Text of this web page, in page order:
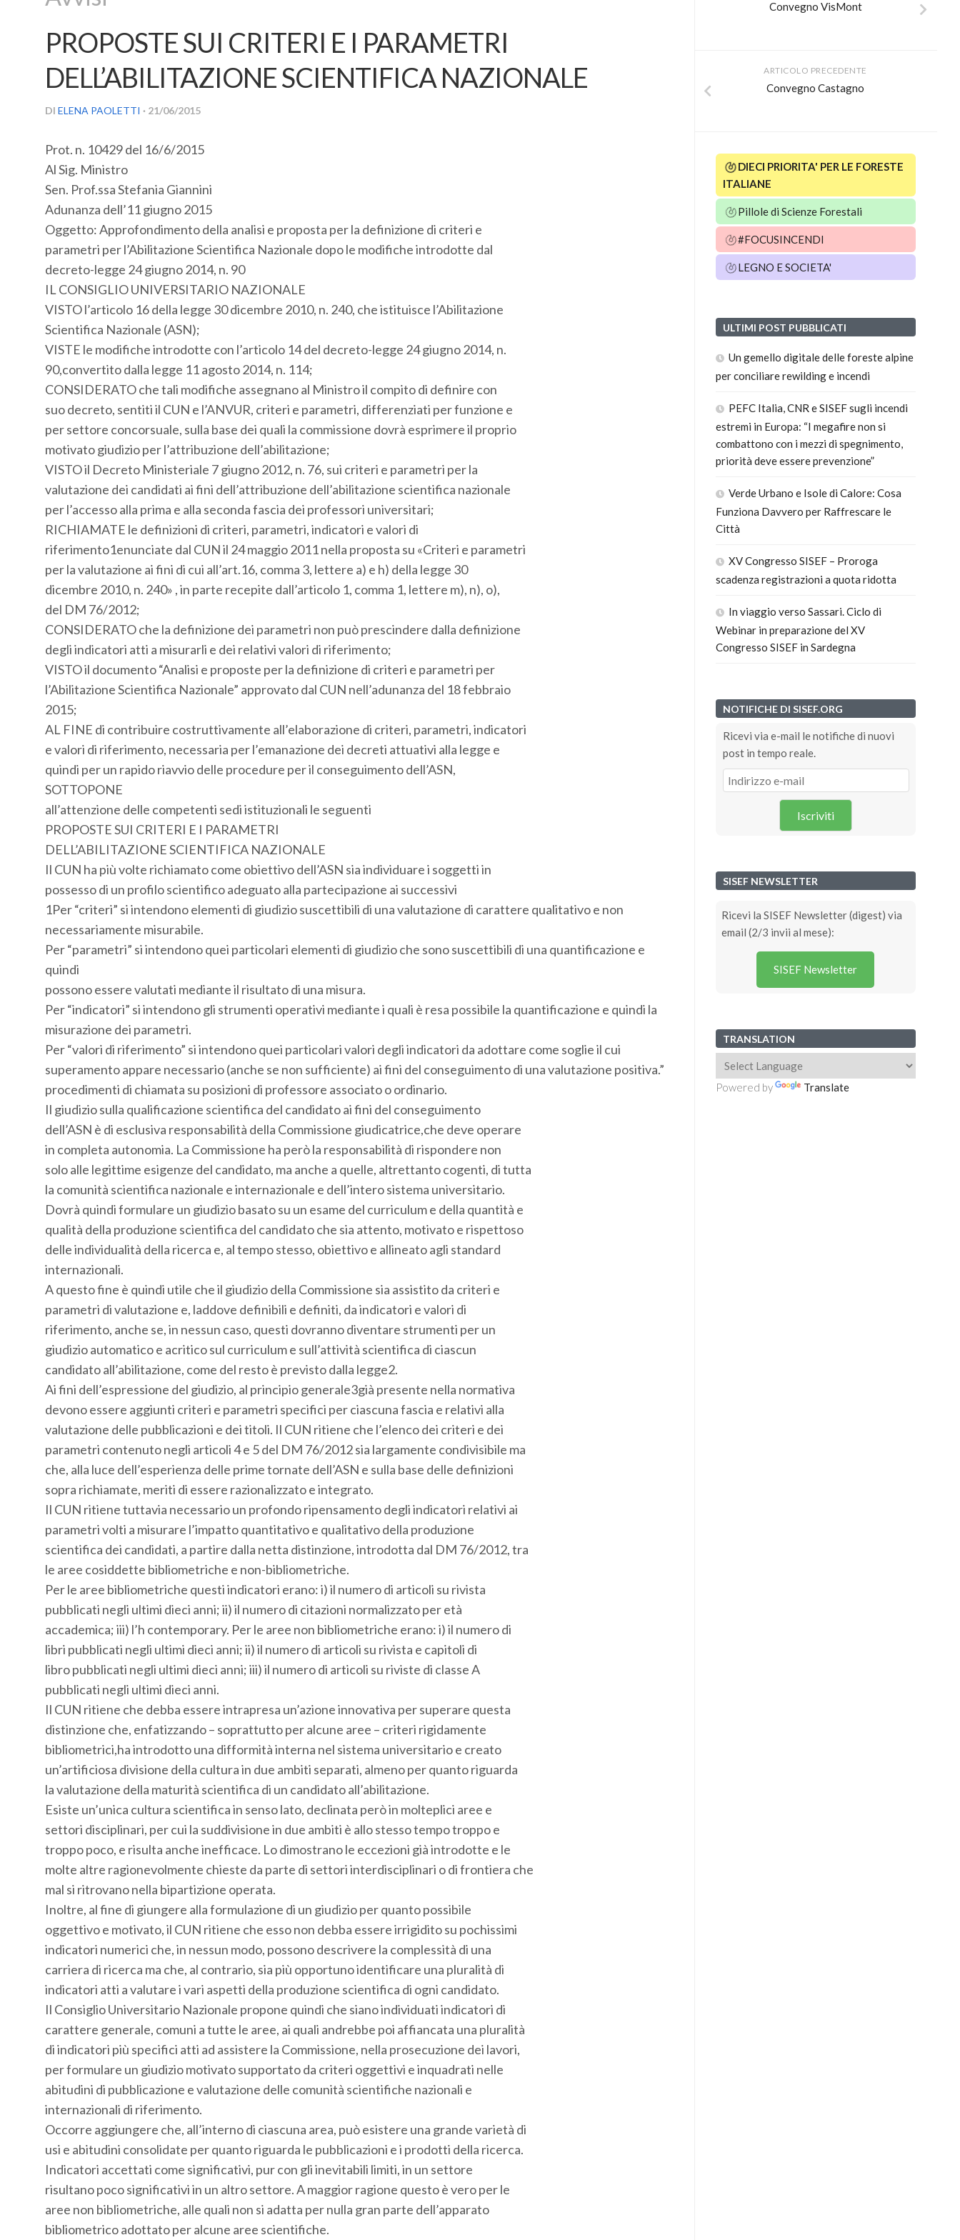
PROPOSTE SUI CRITERI E I PARAMETRI
DELL’ABILITAZIONE SCIENTIFICA NAZIONALE
DI ELENA PAOLETTI · 21/06/2015
Prot. n. 10429 del 16/6/2015
Al Sig. Ministro
Sen. Prof.ssa Stefania Giannini
Adunanza dell’11 giugno 2015
Oggetto: Approfondimento della analisi e proposta per la definizione di criteri e
parametri per l’Abilitazione Scientifica Nazionale dopo le modifiche introdotte dal
decreto-legge 24 giugno 2014, n. 90
IL CONSIGLIO UNIVERSITARIO NAZIONALE
VISTO l’articolo 16 della legge 30 dicembre 2010, n. 240, che istituisce l’Abilitazione
Scientifica Nazionale (ASN);
VISTE le modifiche introdotte con l’articolo 14 del decreto-legge 24 giugno 2014, n.
90,convertito dalla legge 11 agosto 2014, n. 114;
CONSIDERATO che tali modifiche assegnano al Ministro il compito di definire con
suo decreto, sentiti il CUN e l’ANVUR, criteri e parametri, differenziati per funzione e
per settore concorsuale, sulla base dei quali la commissione dovrà esprimere il proprio
motivato giudizio per l’attribuzione dell’abilitazione;
VISTO il Decreto Ministeriale 7 giugno 2012, n. 76, sui criteri e parametri per la
valutazione dei candidati ai fini dell’attribuzione dell’abilitazione scientifica nazionale
per l’accesso alla prima e alla seconda fascia dei professori universitari;
RICHIAMATE le definizioni di criteri, parametri, indicatori e valori di
riferimento1enunciate dal CUN il 24 maggio 2011 nella proposta su «Criteri e parametri
per la valutazione ai fini di cui all’art.16, comma 3, lettere a) e h) della legge 30
dicembre 2010, n. 240» , in parte recepite dall’articolo 1, comma 1, lettere m), n), o),
del DM 76/2012;
CONSIDERATO che la definizione dei parametri non può prescindere dalla definizione
degli indicatori atti a misurarli e dei relativi valori di riferimento;
VISTO il documento “Analisi e proposte per la definizione di criteri e parametri per
l’Abilitazione Scientifica Nazionale” approvato dal CUN nell’adunanza del 18 febbraio
2015;
AL FINE di contribuire costruttivamente all’elaborazione di criteri, parametri, indicatori
e valori di riferimento, necessaria per l’emanazione dei decreti attuativi alla legge e
quindi per un rapido riavvio delle procedure per il conseguimento dell’ASN,
SOTTOPONE
all’attenzione delle competenti sedi istituzionali le seguenti
PROPOSTE SUI CRITERI E I PARAMETRI
DELL’ABILITAZIONE SCIENTIFICA NAZIONALE
Il CUN ha più volte richiamato come obiettivo dell’ASN sia individuare i soggetti in
possesso di un profilo scientifico adeguato alla partecipazione ai successivi
1Per “criteri” si intendono elementi di giudizio suscettibili di una valutazione di carattere qualitativo e non
necessariamente misurabile.
Per “parametri” si intendono quei particolari elementi di giudizio che sono suscettibili di una quantificazione e
quindi
possono essere valutati mediante il risultato di una misura.
Per “indicatori” si intendono gli strumenti operativi mediante i quali è resa possibile la quantificazione e quindi la
misurazione dei parametri.
Per “valori di riferimento” si intendono quei particolari valori degli indicatori da adottare come soglie il cui
superamento appare necessario (anche se non sufficiente) ai fini del conseguimento di una valutazione positiva.”
procedimenti di chiamata su posizioni di professore associato o ordinario.
Il giudizio sulla qualificazione scientifica del candidato ai fini del conseguimento
dell’ASN è di esclusiva responsabilità della Commissione giudicatrice,che deve operare
in completa autonomia. La Commissione ha però la responsabilità di rispondere non
solo alle legittime esigenze del candidato, ma anche a quelle, altrettanto cogenti, di tutta
la comunità scientifica nazionale e internazionale e dell’intero sistema universitario.
Dovrà quindi formulare un giudizio basato su un esame del curriculum e della quantità e
qualità della produzione scientifica del candidato che sia attento, motivato e rispettoso
delle individualità della ricerca e, al tempo stesso, obiettivo e allineato agli standard
internazionali.
A questo fine è quindi utile che il giudizio della Commissione sia assistito da criteri e
parametri di valutazione e, laddove definibili e definiti, da indicatori e valori di
riferimento, anche se, in nessun caso, questi dovranno diventare strumenti per un
giudizio automatico e acritico sul curriculum e sull’attività scientifica di ciascun
candidato all’abilitazione, come del resto è previsto dalla legge2.
Ai fini dell’espressione del giudizio, al principio generale3già presente nella normativa
devono essere aggiunti criteri e parametri specifici per ciascuna fascia e relativi alla
valutazione delle pubblicazioni e dei titoli. Il CUN ritiene che l’elenco dei criteri e dei
parametri contenuto negli articoli 4 e 5 del DM 76/2012 sia largamente condivisibile ma
che, alla luce dell’esperienza delle prime tornate dell’ASN e sulla base delle definizioni
sopra richiamate, meriti di essere razionalizzato e integrato.
Il CUN ritiene tuttavia necessario un profondo ripensamento degli indicatori relativi ai
parametri volti a misurare l’impatto quantitativo e qualitativo della produzione
scientifica dei candidati, a partire dalla netta distinzione, introdotta dal DM 76/2012, tra
le aree cosiddette bibliometriche e non-bibliometriche.
Per le aree bibliometriche questi indicatori erano: i) il numero di articoli su rivista
pubblicati negli ultimi dieci anni; ii) il numero di citazioni normalizzato per età
accademica; iii) l’h contemporary. Per le aree non bibliometriche erano: i) il numero di
libri pubblicati negli ultimi dieci anni; ii) il numero di articoli su rivista e capitoli di
libro pubblicati negli ultimi dieci anni; iii) il numero di articoli su riviste di classe A
pubblicati negli ultimi dieci anni.
Il CUN ritiene che debba essere intrapresa un’azione innovativa per superare questa
distinzione che, enfatizzando – soprattutto per alcune aree – criteri rigidamente
bibliometrici,ha introdotto una difformità interna nel sistema universitario e creato
un’artificiosa divisione della cultura in due ambiti separati, almeno per quanto riguarda
la valutazione della maturità scientifica di un candidato all’abilitazione.
Esiste un’unica cultura scientifica in senso lato, declinata però in molteplici aree e
settori disciplinari, per cui la suddivisione in due ambiti è allo stesso tempo troppo e
troppo poco, e risulta anche inefficace. Lo dimostrano le eccezioni già introdotte e le
molte altre ragionevolmente chieste da parte di settori interdisciplinari o di frontiera che
mal si ritrovano nella bipartizione operata.
Inoltre, al fine di giungere alla formulazione di un giudizio per quanto possibile
oggettivo e motivato, il CUN ritiene che esso non debba essere irrigidito su pochissimi
indicatori numerici che, in nessun modo, possono descrivere la complessità di una
carriera di ricerca ma che, al contrario, sia più opportuno identificare una pluralità di
indicatori atti a valutare i vari aspetti della produzione scientifica di ogni candidato.
Il Consiglio Universitario Nazionale propone quindi che siano individuati indicatori di
carattere generale, comuni a tutte le aree, ai quali andrebbe poi affiancata una pluralità
di indicatori più specifici atti ad assistere la Commissione, nella prosecuzione dei lavori,
per formulare un giudizio motivato supportato da criteri oggettivi e inquadrati nelle
abitudini di pubblicazione e valutazione delle comunità scientifiche nazionali e
internazionali di riferimento.
Occorre aggiungere che, all’interno di ciascuna area, può esistere una grande varietà di
usi e abitudini consolidate per quanto riguarda le pubblicazioni e i prodotti della ricerca.
Indicatori accettati come significativi, pur con gli inevitabili limiti, in un settore
risultano poco significativi in un altro settore. A maggior ragione questo è vero per le
aree non bibliometriche, alle quali non si adatta per nulla gran parte dell’apparato
bibliometrico adottato per alcune aree scientifiche.
Convegno VisMont
ARTICOLO PRECEDENTE
Convegno Castagno
DIECI PRIORITA' PER LE FORESTE
ITALIANE
Pillole di Scienze Forestali
#FOCUSINCENDI
LEGNO E SOCIETA'
ULTIMI POST PUBBLICATI
Un gemello digitale delle foreste alpine
per conciliare rewilding e incendi
PEFC Italia, CNR e SISEF sugli incendi
estremi in Europa: “I megafire non si
combattono con i mezzi di spegnimento,
priorità deve essere prevenzione”
Verde Urbano e Isole di Calore: Cosa
Funziona Davvero per Raffrescare le
Città
XV Congresso SISEF – Proroga
scadenza registrazioni a quota ridotta
In viaggio verso Sassari. Ciclo di
Webinar in preparazione del XV
Congresso SISEF in Sardegna
NOTIFICHE DI SISEF.ORG
Ricevi via e-mail le notifiche di nuovi
post in tempo reale.
Iscriviti
SISEF NEWSLETTER
Ricevi la SISEF Newsletter (digest) via
email (2/3 invii al mese):
SISEF Newsletter
TRANSLATION
Powered by Translate